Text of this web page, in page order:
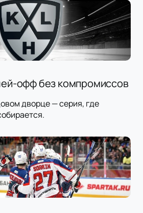
офф без компромиссов
дворце — серия, где